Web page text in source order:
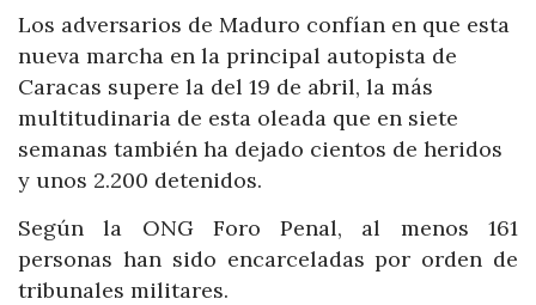
Los adversarios de Maduro confían en que esta
nueva marcha en la principal autopista de
Caracas supere la del 19 de abril, la más
multitudinaria de esta oleada que en siete
semanas también ha dejado cientos de heridos
y unos 2.200 detenidos.
Según la ONG Foro Penal, al menos 161
personas han sido encarceladas por orden de
tribunales militares.